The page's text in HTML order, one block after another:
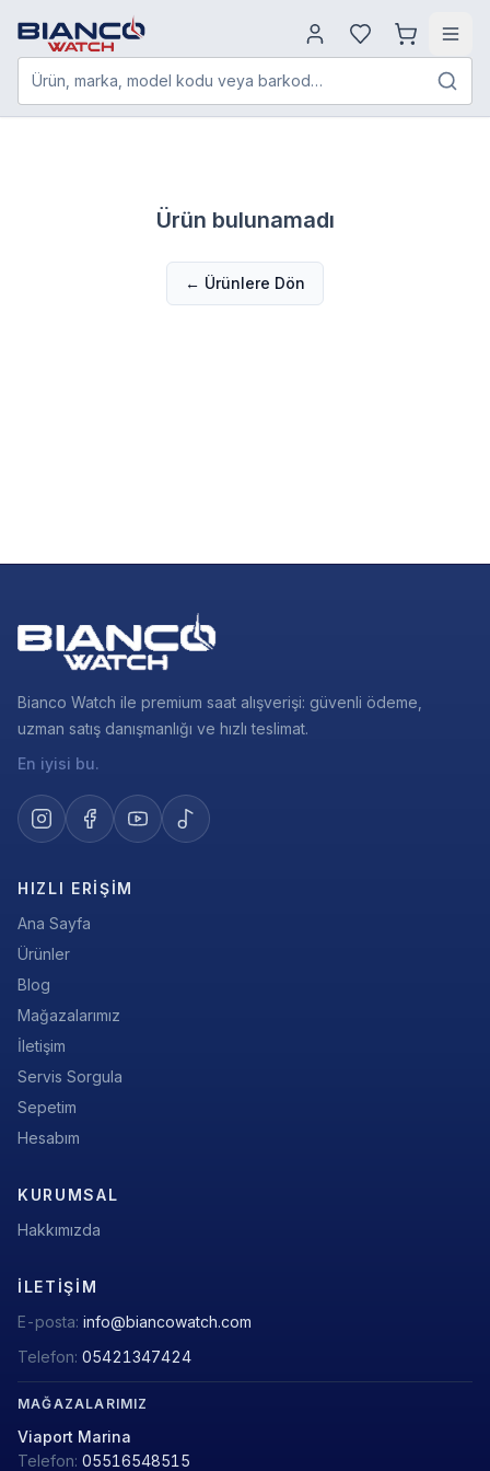
Ürün, marka, model kodu veya barkod…
Ürün bulunamadı
← Ürünlere Dön
Bianco Watch ile premium saat alışverişi: güvenli ödeme,
uzman satış danışmanlığı ve hızlı teslimat.
En iyisi bu.
HIZLI ERIŞIM
Ana Sayfa
Ürünler
Blog
Mağazalarımız
İletişim
Servis Sorgula
Sepetim
Hesabım
KURUMSAL
Hakkımızda
İLETIŞIM
E-posta: info@biancowatch.com
Telefon: 05421347424
MAĞAZALARIMIZ
Viaport Marina
Telefon: 05516548515